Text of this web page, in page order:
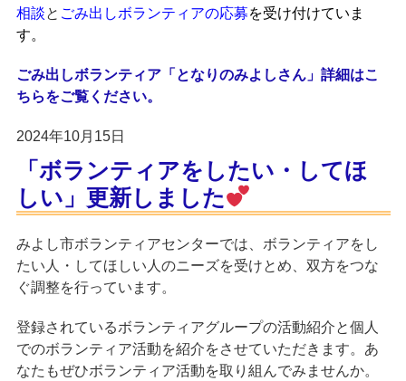
相談と ごみ出しボランティアの応募を受け付けていま
す。
ごみ出しボランティア「となりのみよしさん」詳細はこ
ちらをご覧ください。
2024年10月15日
「ボランティアをしたい・してほ
しい」更新しました
みよし市ボランティアセンターでは、ボランティアをし
たい人・してほしい人のニーズを受けとめ、双方をつな
ぐ調整を行っています。
登録されているボランティアグループの活動紹介と個人
でのボランティア活動を紹介をさせていただきます。あ
なたもぜひボランティア活動を取り組んでみませんか。